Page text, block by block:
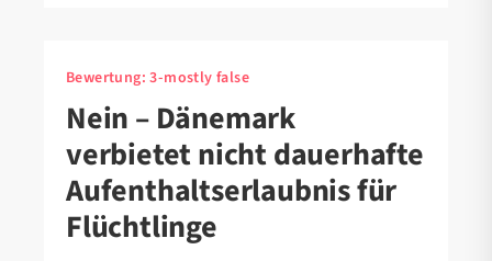
Bewertung:3-mostly false
Nein – Dänemark
verbietet nicht dauerhafte
Aufenthaltserlaubnis für
Flüchtlinge